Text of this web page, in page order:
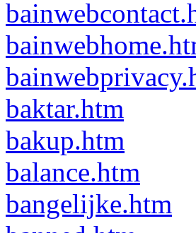
baktar.htm
bakup.htm
balance.htm
bangelijke.htm